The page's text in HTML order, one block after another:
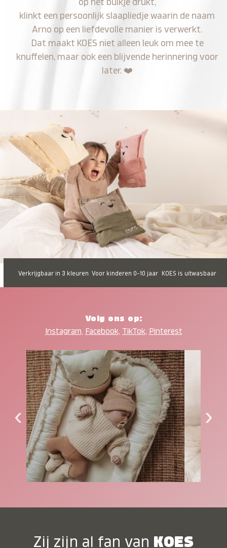
op het buikje drukt,
klinkt een persoonlijk slaapliedje waarin de naam
Arno op een liefdevolle manier is verwerkt.
Dat maakt KOES niet alleen leuk om mee te
knuffelen, maar ook een blijvende herinnering voor
later. ❤️
Verkrijgbaar in 3 kleuren Voor kinderen 0-10 jaar KOES is uitwasbaar
Volg ons op:
Instagram, Facebook, TikTok, Pinterest
‹ ›
Zij zijn al fan van KOES